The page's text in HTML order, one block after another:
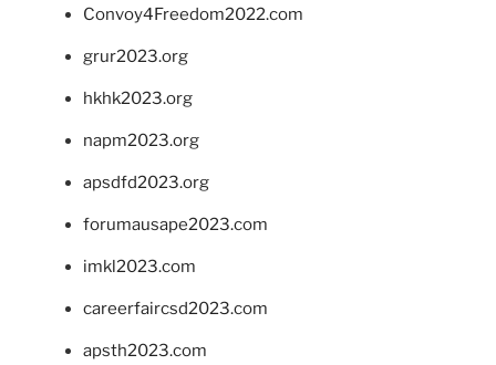
Convoy4Freedom2022.com
grur2023.org
hkhk2023.org
napm2023.org
apsdfd2023.org
forumausape2023.com
imkl2023.com
careerfaircsd2023.com
apsth2023.com